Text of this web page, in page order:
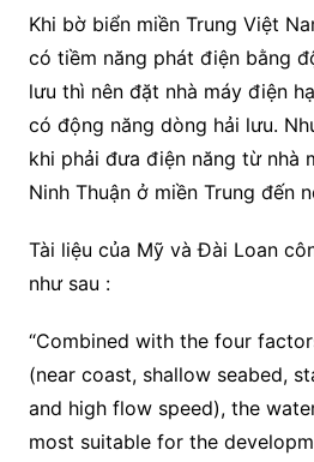
Khi bờ biển miền Trung Việt
có tiềm năng phát điện bằng
lưu thì nên đặt nhà máy điện
có động năng dòng hải lưu.
khi phải đưa điện năng từ nhà
Ninh Thuận ở miền Trung đến
Tài liệu của Mỹ và Đài Loan
như sau :
“Combined with the four
(near coast, shallow seabed,
and high flow speed), the
most suitable for the